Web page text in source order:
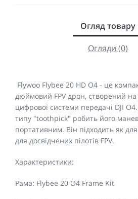
Огляд товару
Огляди (0)
Flywoo Flybee 20 HD O4 - це
дюймовий FPV дрон, створений на
цифрової системи передачі DJI
типу "toothpick" робить його
портативним. Він підходить як для
для досвідчених пілотів FPV.
Характеристики:
Рама: Flybee 20 O4 Frame Kit